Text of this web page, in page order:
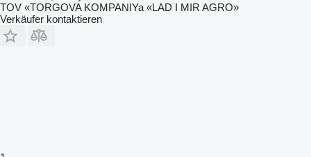
TOV «TORGOVA KOMPANIYa «LAD I MIR AGRO»
Verkäufer kontaktieren